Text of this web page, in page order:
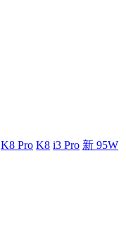
K8 Pro K8 i3 Pro 新 95W